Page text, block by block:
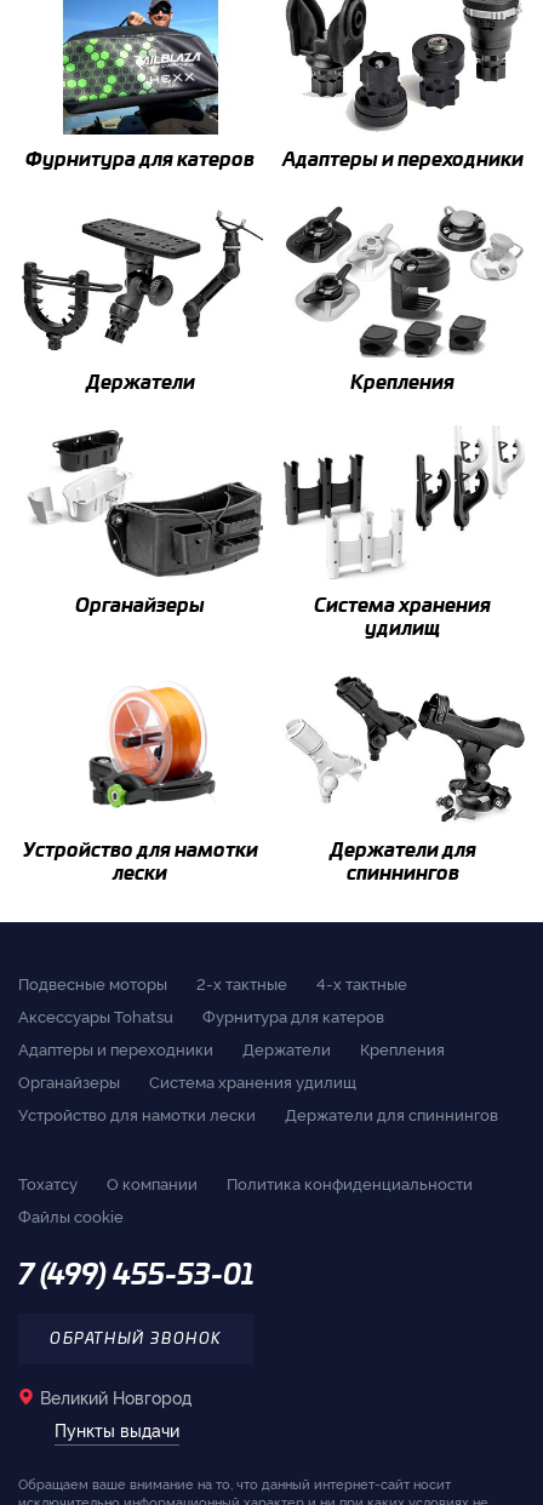
Фурнитура для катеров Адаптеры и переходники
Держатели Крепления
Органайзеры
Система хранения
удилищ
Устройство для намотки
лески
Держатели для
спиннингов
Подвесные моторы 2-x тактные
4-x тактные
Аксессуары Tohatsu
Фурнитура для катеров
Адаптеры и переходники
Держатели
Крепления
Органайзеры
Система хранения удилищ
Устройство для намотки лески
Держатели для спиннингов
Тохатсу О компании
Политика конфиденциальности
Файлы cookie
7 (499) 455-53-01
ОБРАТНЫЙ ЗВОНОК
Великий Новгород
Пункты выдачи
Обращаем ваше внимание на то, что данный интернет-сайт носит